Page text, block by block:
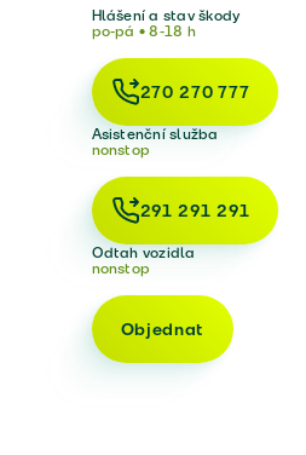
Hlášení a stav škody
po-pá • 8-18 h
270 270 777
Asistenční služba
nonstop
291 291 291
Odtah vozidla
nonstop
Objednat